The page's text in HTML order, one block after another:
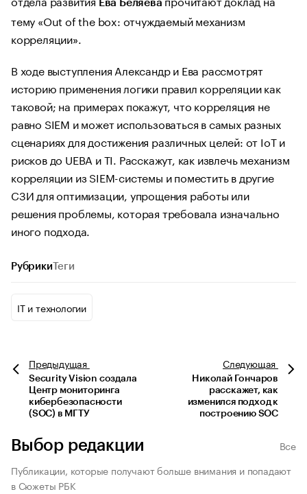
Ева Беляева
тему «Out of the box: отчуждаемый механизм
корреляции».
В ходе выступления Александр и Ева рассмотрят
историю применения логики правил корреляции как
таковой; на примерах покажут, что корреляция не
равно SIEM и может использоваться в самых разных
сценариях для достижения различных целей: от IoT и
рисков до UEBA и TI. Расскажут, как извлечь механизм
корреляции из SIEM-системы и поместить в другие
СЗИ для оптимизации, упрощения работы или
решения проблемы, которая требовала изначально
иного подхода.
Рубрики Теги
IT и технологии
Предыдущая
Security Vision создала
Центр мониторинга
кибербезопасности
(SOC) в МГТУ
Следующая
Николай Гончаров
расскажет, как
изменился подход к
построению SOC
Выбор редакции
Все
Публикации, которые получают больше внимания и попадают
в Сюжеты РБК